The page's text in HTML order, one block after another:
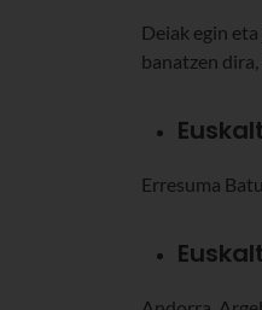
Deiak egin
banatzen
Erresuma